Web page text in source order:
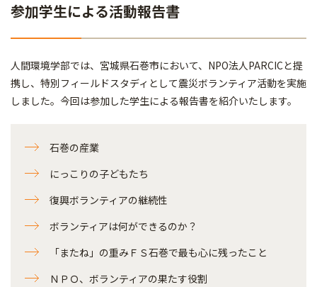
参加学生による活動報告書
人間環境学部では、宮城県石巻市において、NPO法人PARCICと提
携し、特別フィールドスタディとして震災ボランティア活動を実施
しました。今回は参加した学生による報告書を紹介いたします。
石巻の産業
にっこりの子どもたち
復興ボランティアの継続性
ボランティアは何ができるのか？
「またね」の重みＦＳ石巻で最も心に残ったこと
ＮＰＯ、ボランティアの果たす役割